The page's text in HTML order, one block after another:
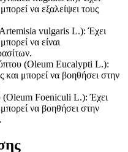
να εξαλείψει τους
vulgaris L.): Έχει
να είναι
(Oleum Eucalypti L.):
και μπορεί να βοηθήσει στην
(Oleum Foeniculi L.): Έχει
μπορεί να βοηθήσει στην